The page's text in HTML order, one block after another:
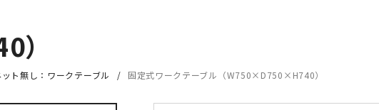
ト無し：ワークテーブル 固定式ワークテーブル（W750×D750×H740）